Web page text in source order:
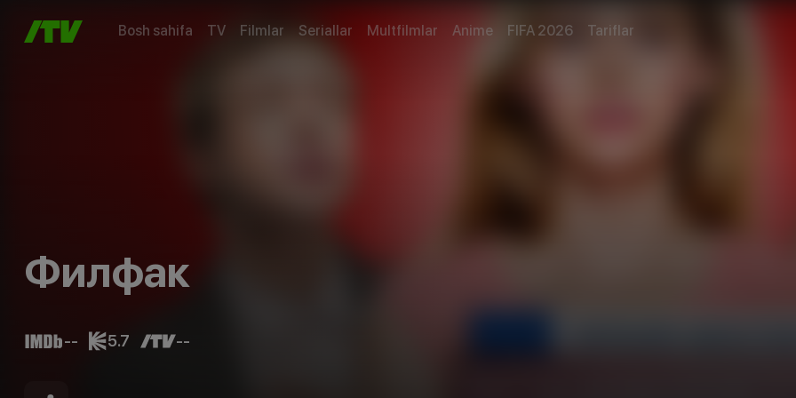
Bosh sahifa TV Filmlar Seriallar Multfilmlar Anime FIFA 2026 Tariflar
Филфак
-- 5.7 --